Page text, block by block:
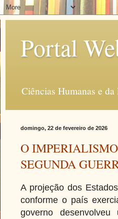
Portal
Ciências Humanas e
domingo, 22 de fevereiro de 2026
O
SEGUNDA
A projeção dos
conforme o país
governo